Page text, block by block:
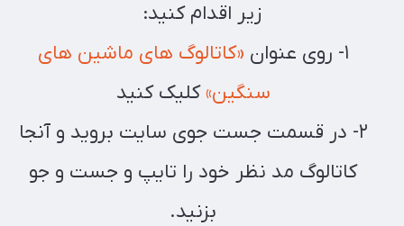
زیر اقدام کنید:
۱- روی عنوان
«کاتالوگ های ماشین های
سنگین»کلیک کنید
۲- در قسمت جست جوی سایت بروید و آنجا
کاتالوگ مد نظر خود را تایپ و جست و جو
بزنید.